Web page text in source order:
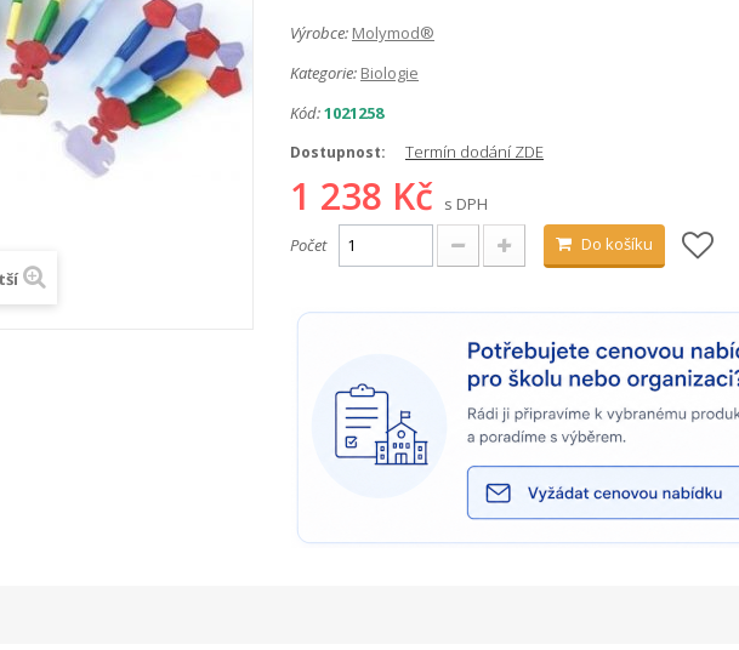
Výrobce: Molymod®
Kategorie: Biologie
Kód:1021258
Dostupnost: Termín dodání ZDE
1 238 Kč
s DPH
Počet
Do košíku